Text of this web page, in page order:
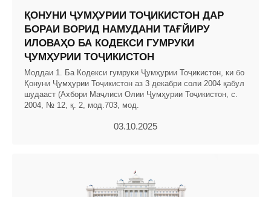
ҚОНУНИ ҶУМҲУРИИ ТОҶИКИСТОН ДАР
БОРАИ ВОРИД НАМУДАНИ ТАҒЙИРУ
ИЛОВАҲО БА КОДЕКСИ ГУМРУКИ
ҶУМҲУРИИ ТОҶИКИСТОН
Моддаи 1. Ба Кодекси гумруки Ҷумҳурии Тоҷикистон, ки бо
Қонуни Ҷумҳурии Тоҷикистон аз 3 декабри соли 2004 қабул
шудааст (Ахбори Маҷлиси Олии Ҷумҳурии Тоҷикистон, с.
2004, № 12, қ. 2, мод.703, мод.
03.10.2025